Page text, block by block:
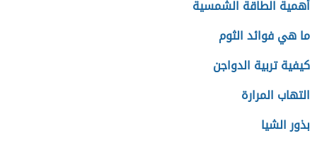
أهمية الطاقة الشمسية
ما هي فوائد الثوم
كيفية تربية الدواجن
التهاب المرارة
بذور الشيا